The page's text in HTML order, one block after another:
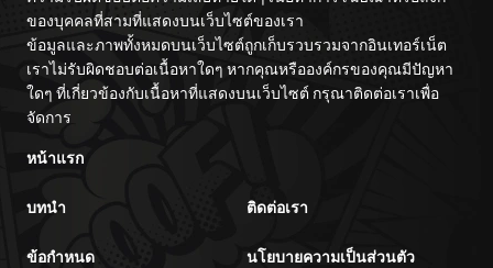
ของบุคคลที่สามที่แสดงบนเว็บไซต์ของเรา
ข้อมูลและภาพทั้งหมดบนเว็บไซต์ถูกเก็บรวบรวมจากอินเทอร์เน็ต
เราไม่รับผิดชอบต่อเนื้อหาใดๆ หากคุณหรือองค์กรของคุณมีปัญหา
ใดๆ ที่เกี่ยวข้องกับเนื้อหาที่แสดงบนเว็บไซต์ กรุณาติดต่อเราเพื่อ
จัดการ
หน้าแรก
บทนำ ติดต่อเรา
ข้อกำหนด นโยบายความเป็นส่วนตัว